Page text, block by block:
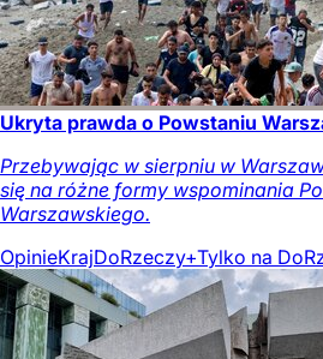
Ukryta prawda o Powstaniu
Przebywając w sierpniu w
się na różne formy wspominania
Warszawskiego.
OpinieKrajDoRzeczy+Tylko na